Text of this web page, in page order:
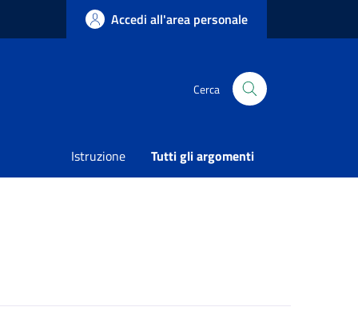
Accedi all'area personale
Cerca
Istruzione Tutti gli argomenti